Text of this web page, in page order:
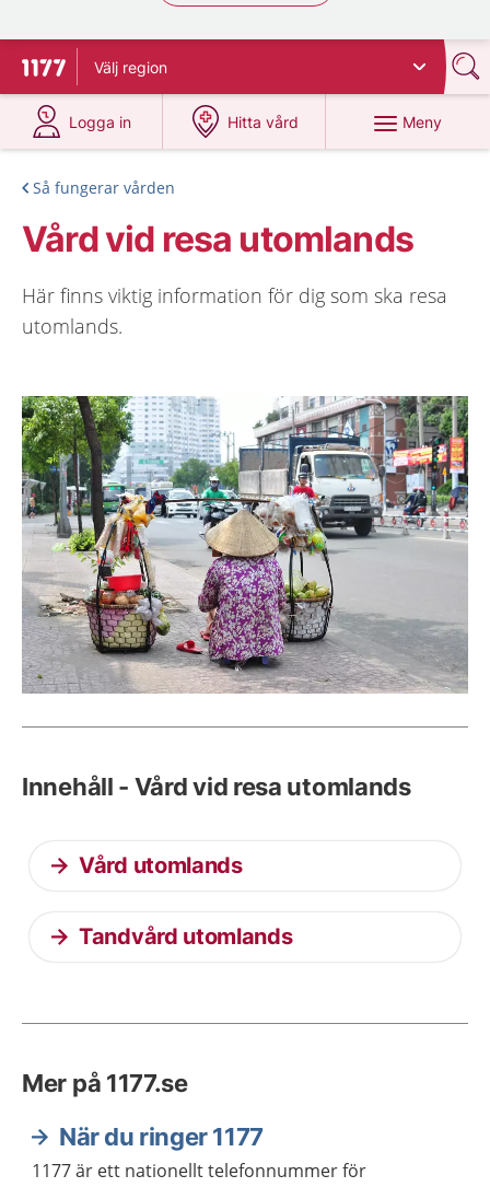
Till startsidan för 1177
Välj region
Logga in
på 1177.se
Hitta vård
på 1177.se
Meny
Så fungerar vården
Vård vid resa utomlands
Här finns viktig information för dig som ska resa
utomlands.
Innehåll - Vård vid resa utomlands
Vård utomlands
Tandvård utomlands
Mer på 1177.se
När du ringer 1177
1177 är ett nationellt telefonnummer för